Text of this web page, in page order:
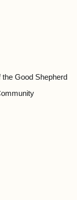
Good Shepherd